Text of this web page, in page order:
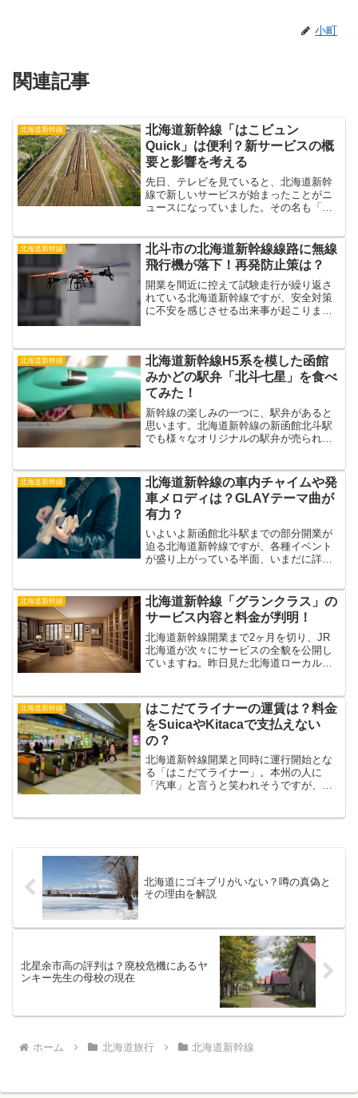
小町
関連記事
北海道新幹線
北海道新幹線「はこビュン
Quick」は便利？新サービスの概
要と影響を考える
先日、テレビを見ていると、北海道新幹
線で新しいサービスが始まったことがニ
ュースになっていました。その名も「は
と予約なしで当日配送が可能になったと
いうから驚きですよ...
北海道新幹線
北斗市の北海道新幹線線路に無線
飛行機が落下！再発防止策は？
開業を間近に控えて試験走行が繰り返さ
れている北海道新幹線ですが、安全対策
に不安を感じさせる出来事が起こりまし
のですね。いったいなにが起こったのか
について解説するとともに...
北海道新幹線
北海道新幹線H5系を模した函館
みかどの駅弁「北斗七星」を食べ
てみた！
新幹線の楽しみの一つに、駅弁があると
思います。北海道新幹線の新函館北斗駅
でも様々なオリジナルの駅弁が売られて
駅弁を買って自宅で食べてみました。そ
こで今回は駅弁の身も蓋も...
北海道新幹線
北海道新幹線の車内チャイムや発
車メロディは？GLAYテーマ曲が
有力？
いよいよ新函館北斗駅までの部分開業が
迫る北海道新幹線ですが、各種イベント
が盛り上がっている半面、いまだに詳細
チャイムや発車メロディーですね。この
音楽は新幹線のイメージを決...
北海道新幹線
北海道新幹線「グランクラス」の
サービス内容と料金が判明！
北海道新幹線開業まで2ヶ月を切り、JR
北海道が次々にサービスの全貌を公開し
ていますね。昨日見た北海道ローカルの
た。その内容があまりにも豪華で、これ
まであまり新幹線のグ...
北海道新幹線
はこだてライナーの運賃は？料金
をSuicaやKitacaで支払えない
の？
北海道新幹線開業と同時に運行開始とな
る「はこだてライナー」。本州の人に
「汽車」と言うと笑われそうですが、北
北海道にゴキブリがいない？噂の真偽と
その理由を解説
北星余市高の評判は？廃校危機にあるヤ
ンキー先生の母校の現在
ホーム 北海道旅行 北海道新幹線